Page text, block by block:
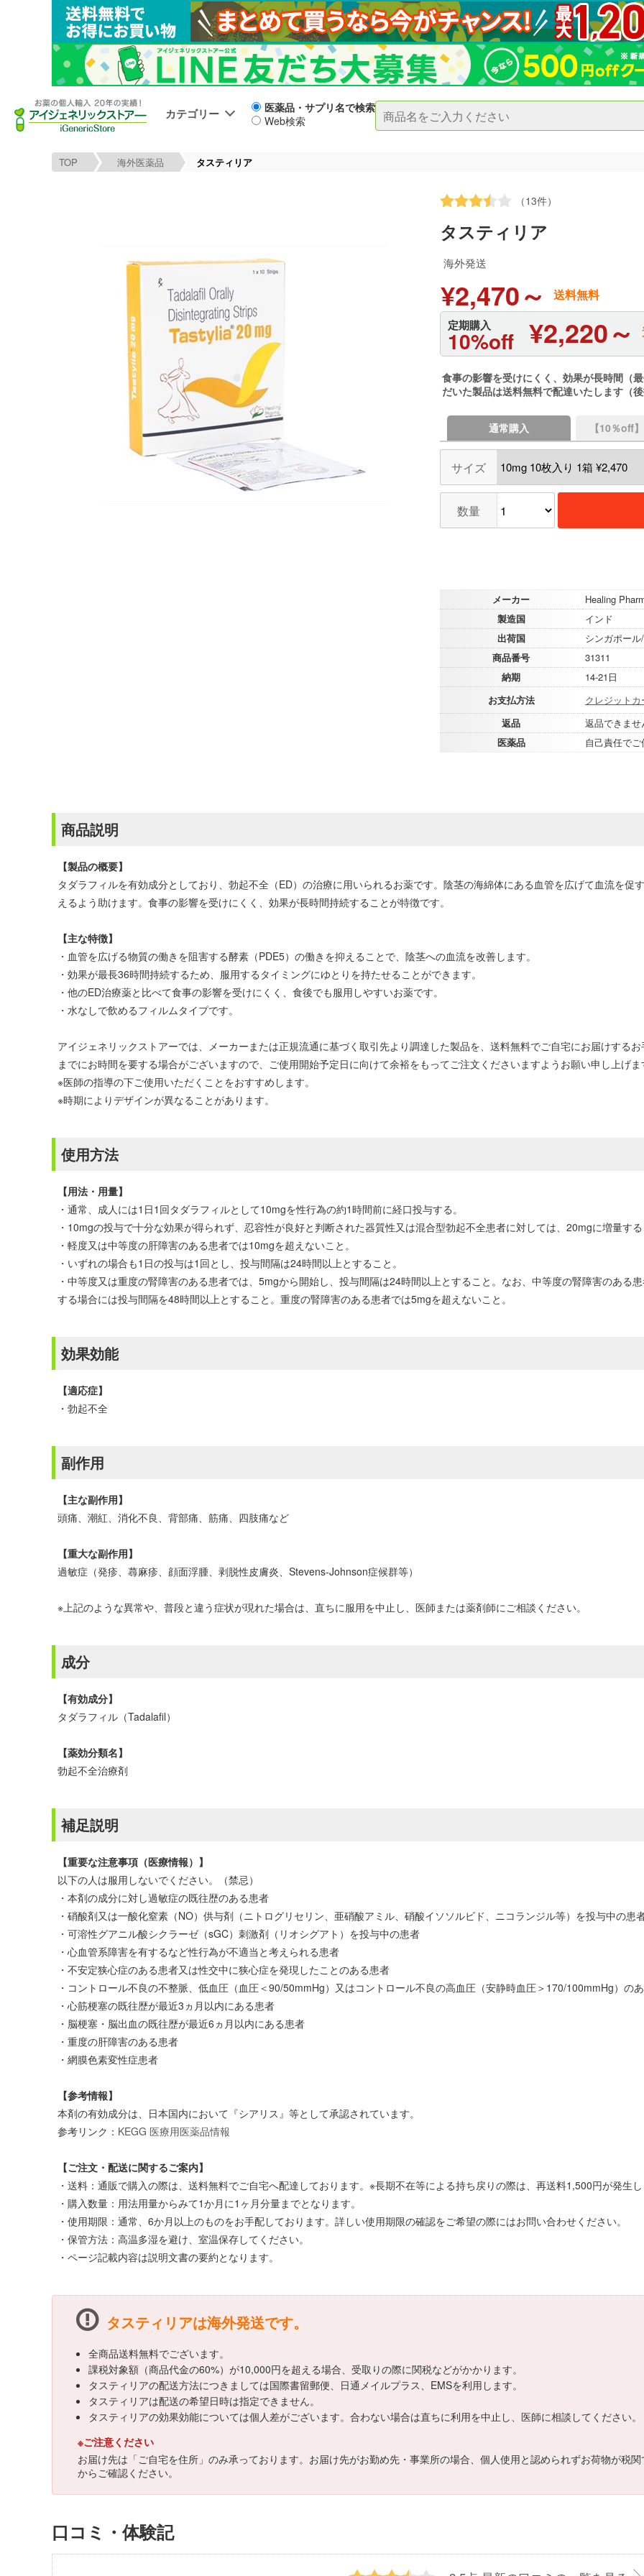
カテゴリー
医薬品・サプリ名で検索
Web検索
TOP 海外医薬品 タスティリア
（13件）
タスティリア
海外発送
¥2,470～ 送料無料
定期購入
10%off ¥2,220～
食事の影響を受けにくく、効果が長時間（
だいた製品は送料無料で配達いたします（
通常購入 【10％off
サイズ
数量
メーカー
Healing
製造国
インド
出荷国
シンガポー
商品番号
31311
納期
14-21日
お支払方法
クレジットカ
返品
返品できま
医薬品
自己責任で
商品説明
【製品の概要】
タダラフィルを有効成分としており、勃起不全（ED）の治療に用いられるお薬です。陰茎の海綿体にある血管を広げて血流を
えるよう助けます。食事の影響を受けにくく、効果が長時間持続することが特徴です。
【主な特徴】
・血管を広げる物質の働きを阻害する酵素（PDE5）の働きを抑えることで、陰茎への血流を改善します。
・効果が最長36時間持続するため、服用するタイミングにゆとりを持たせることができます。
・他のED治療薬と比べて食事の影響を受けにくく、食後でも服用しやすいお薬です。
・水なしで飲めるフィルムタイプです。
アイジェネリックストアーでは、メーカーまたは正規流通に基づく取引先より調達した製品を、送料無料でご自宅にお届けする
までにお時間を要する場合がございますので、ご使用開始予定日に向けて余裕をもってご注文くださいますようお願い申し上げま
※医師の指導の下ご使用いただくことをおすすめします。
※時期によりデザインが異なることがあります。
使用方法
【用法・用量】
・通常、成人には1日1回タダラフィルとして10mgを性行為の約1時間前に経口投与する。
・10mgの投与で十分な効果が得られず、忍容性が良好と判断された器質性又は混合型勃起不全患者に対しては、20mgに増量す
・軽度又は中等度の肝障害のある患者では10mgを超えないこと。
・いずれの場合も1日の投与は1回とし、投与間隔は24時間以上とすること。
・中等度又は重度の腎障害のある患者では、5mgから開始し、投与間隔は24時間以上とすること。なお、中等度の腎障害のある
する場合には投与間隔を48時間以上とすること。重度の腎障害のある患者では5mgを超えないこと。
効果効能
【適応症】
・勃起不全
副作用
【主な副作用】
頭痛、潮紅、消化不良、背部痛、筋痛、四肢痛など
【重大な副作用】
過敏症（発疹、蕁麻疹、顔面浮腫、剥脱性皮膚炎、Stevens-Johnson症候群等）
※上記のような異常や、普段と違う症状が現れた場合は、直ちに服用を中止し、医師または薬剤師にご相談ください。
成分
【有効成分】
タダラフィル（Tadalafil）
【薬効分類名】
勃起不全治療剤
補足説明
【重要な注意事項（医療情報）】
以下の人は服用しないでください。（禁忌）
・本剤の成分に対し過敏症の既往歴のある患者
・硝酸剤又は一酸化窒素（NO）供与剤（ニトログリセリン、亜硝酸アミル、硝酸イソソルビド、ニコランジル等）を投与中の患
・可溶性グアニル酸シクラーゼ（sGC）刺激剤（リオシグアト）を投与中の患者
・心血管系障害を有するなど性行為が不適当と考えられる患者
・不安定狭心症のある患者又は性交中に狭心症を発現したことのある患者
・コントロール不良の不整脈、低血圧（血圧＜90/50mmHg）又はコントロール不良の高血圧（安静時血圧＞170/100mmHg）の
・心筋梗塞の既往歴が最近3ヵ月以内にある患者
・脳梗塞・脳出血の既往歴が最近6ヵ月以内にある患者
・重度の肝障害のある患者
・網膜色素変性症患者
【参考情報】
本剤の有効成分は、日本国内において『シアリス』等として承認されています。
参考リンク： KEGG 医療用医薬品情報
【ご注文・配送に関するご案内】
・送料：通販で購入の際は、送料無料でご自宅へ配達しております。※長期不在等による持ち戻りの際は、再送料1,500円が発生
・購入数量：用法用量からみて1か月に1ヶ月分量までとなります。
・使用期限：通常、6か月以上のものをお手配しております。詳しい使用期限の確認をご希望の際にはお問い合わせください。
・保管方法：高温多湿を避け、室温保存してください。
・ページ記載内容は説明文書の要約となります。
タスティリアは海外発送です。
全商品送料無料でございます。
課税対象額（商品代金の60%）が10,000円を超える場合、受取りの際に関税などがかかります。
タスティリアの配送方法につきましては国際書留郵便、日通メイルプラス、EMSを利用します。
タスティリアは配送の希望日時は指定できません。
タスティリアの効果効能については個人差がございます。合わない場合は直ちに利用を中止し、医師に相談してください。
※ご注意ください
お届け先は「ご自宅を住所」のみ承っております。お届け先がお勤め先・事業所の場合、個人使用と認められずお荷物が税
からご確認ください。
口コミ・体験記